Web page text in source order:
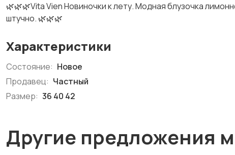
🌿🌿🌿Vita Vien Новиночки к лету. Модная блузочка
штучно. 🌿🌿🌿
Характеристики
Состояние: Новое
Продавец: Частный
Размер: 36 40 42
Другие предложения